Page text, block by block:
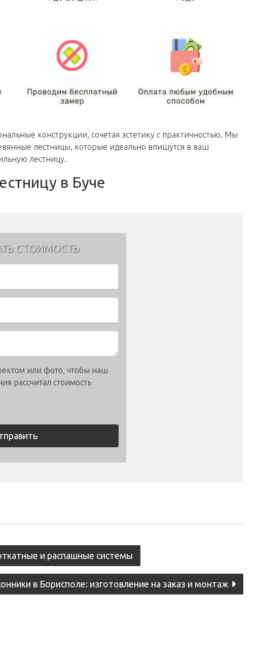
конструкции, сочетая эстетику с практичностью. Мы
лестницы, которые идеально впишутся в ваш
лестницу.
в Буче
СТОИМОСТЬ
или фото, чтобы наш
рассчитал стоимость
и распашные системы
в Борисполе: изготовление на заказ и монтаж